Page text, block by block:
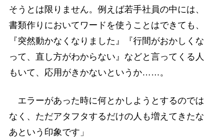
そうとは限りません。例えば若手社員の中には、
書類作りにおいてワードを使うことはできても、
『突然動かなくなりました』『行間がおかしくな
って、直し方がわからない』などと言ってくる人
もいて、応用がきかないというか……。
エラーがあった時に何とかしようとするのでは
なく、ただアタフタするだけの人も増えてきたな
あという印象です」